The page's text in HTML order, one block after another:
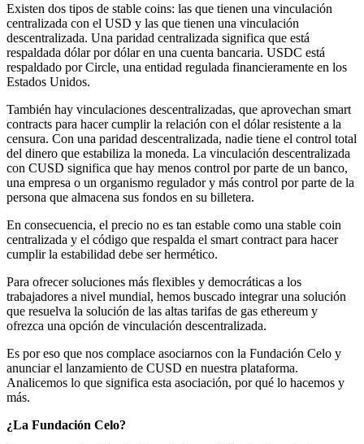
Existen dos tipos de stable coins: las que tienen una vinculación
centralizada con el USD y las que tienen una vinculación
descentralizada. Una paridad centralizada significa que está
respaldada dólar por dólar en una cuenta bancaria. USDC está
respaldado por Circle, una entidad regulada financieramente en los
Estados Unidos.
También hay vinculaciones descentralizadas, que aprovechan smart
contracts para hacer cumplir la relación con el dólar resistente a la
censura. Con una paridad descentralizada, nadie tiene el control total
del dinero que estabiliza la moneda. La vinculación descentralizada
con CUSD significa que hay menos control por parte de un banco,
una empresa o un organismo regulador y más control por parte de la
persona que almacena sus fondos en su billetera.
En consecuencia, el precio no es tan estable como una stable coin
centralizada y el código que respalda el smart contract para hacer
cumplir la estabilidad debe ser hermético.
Para ofrecer soluciones más flexibles y democráticas a los
trabajadores a nivel mundial, hemos buscado integrar una solución
que resuelva la solución de las altas tarifas de gas ethereum y
ofrezca una opción de vinculación descentralizada.
Es por eso que nos complace asociarnos con la Fundación Celo y
anunciar el lanzamiento de CUSD en nuestra plataforma.
Analicemos lo que significa esta asociación, por qué lo hacemos y
más.
¿La Fundación Celo?